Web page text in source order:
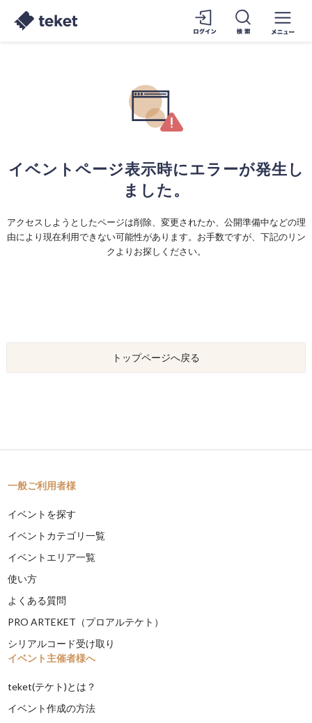
イベントページ表示時にエラーが発生し
ました。
アクセスしようとしたページは削除、変更されたか、公開準備中などの理
由により現在利用できない可能性があります。お手数ですが、下記のリン
クよりお探しください。
トップページへ戻る
一般ご利用者様
イベントを探す
イベントカテゴリ一覧
イベントエリア一覧
使い方
よくある質問
PRO ARTEKET（プロアルテケト）
シリアルコード受け取り
イベント主催者様へ
teket(テケト)とは？
イベント作成の方法